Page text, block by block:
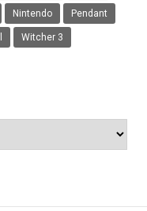
Nintendo Pendant
Witcher 3